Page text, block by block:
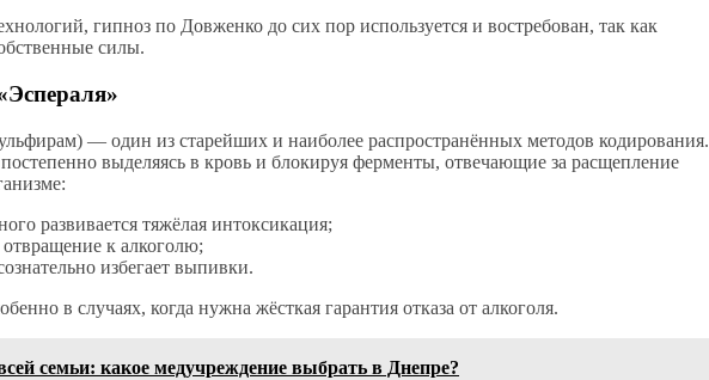
гипноз по Довженко до сих пор используется и востребован, так как
силы.
— один из старейших и наиболее распространённых методов кодирования.
выделяясь в кровь и блокируя ферменты, отвечающие за расщепление
развивается тяжёлая интоксикация;
к алкоголю;
избегает выпивки.
в случаях, когда нужна жёсткая гарантия отказа от алкоголя.
семьи: какое медучреждение выбрать в Днепре?